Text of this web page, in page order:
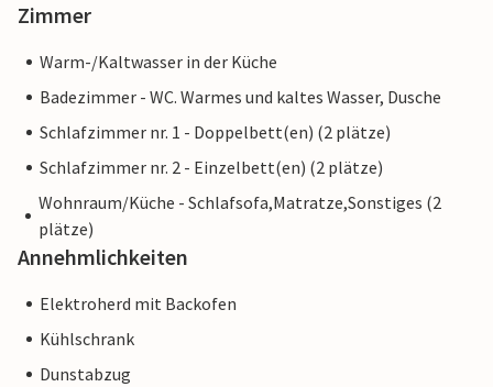
Zimmer
Warm-/Kaltwasser in der Küche
Badezimmer - WC. Warmes und kaltes Wasser, Dusche
Schlafzimmer nr. 1 - Doppelbett(en) (2 plätze)
Schlafzimmer nr. 2 - Einzelbett(en) (2 plätze)
Wohnraum/Küche - Schlafsofa,Matratze,Sonstiges (2
plätze)
Annehmlichkeiten
Elektroherd mit Backofen
Kühlschrank
Dunstabzug